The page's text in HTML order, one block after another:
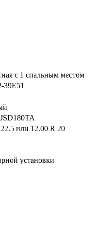
с 1 спальным местом
39E51
или 12.00 R 20
установки